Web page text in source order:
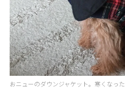
おニューのダウンジャケット。寒くなっ